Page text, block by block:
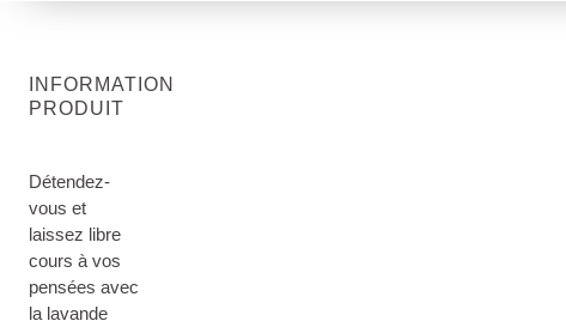
INFORMATION
PRODUIT
Détendez-
vous et
laissez libre
cours à vos
pensées avec
la lavande